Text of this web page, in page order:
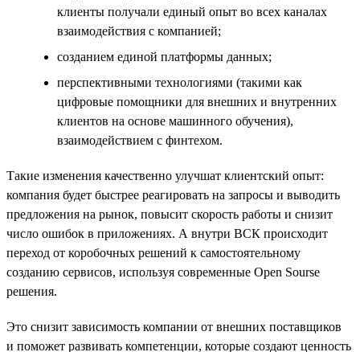
клиенты получали единый опыт во всех каналах
взаимодействия с компанией;
созданием единой платформы данных;
перспективными технологиями (такими как
цифровые помощники для внешних и внутренних
клиентов на основе машинного обучения),
взаимодействием с финтехом.
Такие изменения качественно улучшат клиентский опыт:
компания будет быстрее реагировать на запросы и выводить
предложения на рынок, повысит скорость работы и снизит
число ошибок в приложениях. А внутри ВСК происходит
переход от коробочных решений к самостоятельному
созданию сервисов, используя современные Open Sourse
решения.
Это снизит зависимость компании от внешних поставщиков
и поможет развивать компетенции, которые создают ценность